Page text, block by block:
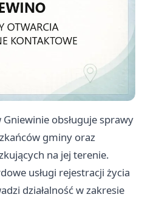
obsługuje sprawy
gminy oraz
na jej terenie.
usługi rejestracji życia
działalność w zakresie